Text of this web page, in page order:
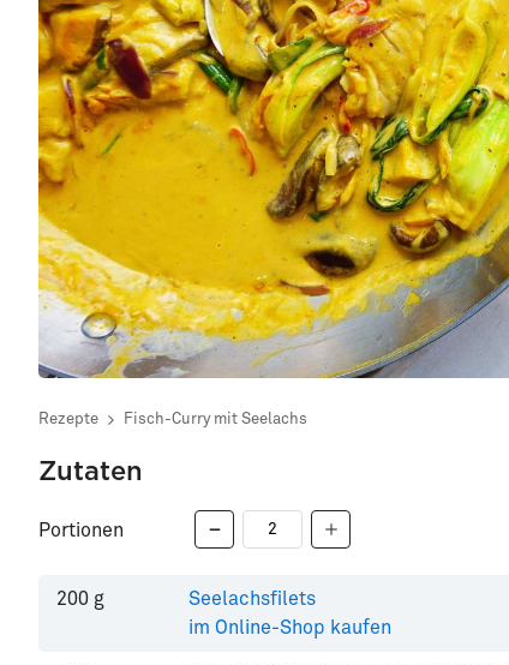
Rezepte Fisch-Curry mit Seelachs
Zutaten
Portionen
200 g
Seelachsfilets
im Online-Shop kaufen